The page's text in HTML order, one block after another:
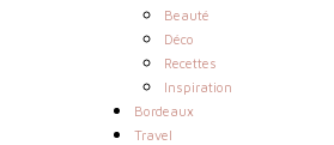
Beauté
Déco
Recettes
Inspiration
Bordeaux
Travel